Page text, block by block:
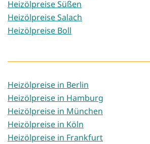
Heizölpreise Süßen
Heizölpreise Salach
Heizölpreise Boll
Heizölpreise in Berlin
Heizölpreise in Hamburg
Heizölpreise in München
Heizölpreise in Köln
Heizölpreise in Frankfurt